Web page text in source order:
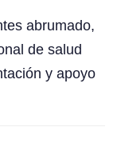
abrumado,
de salud
y apoyo